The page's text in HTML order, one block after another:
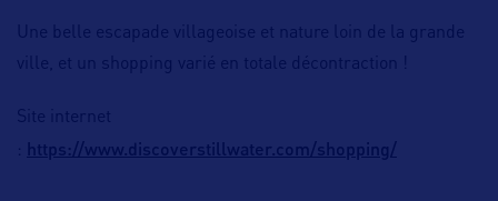
Une belle escapade villageoise et nature loin de la grande
ville, et un shopping varié en totale décontraction !
Site internet
: https://www.discoverstillwater.com/shopping/